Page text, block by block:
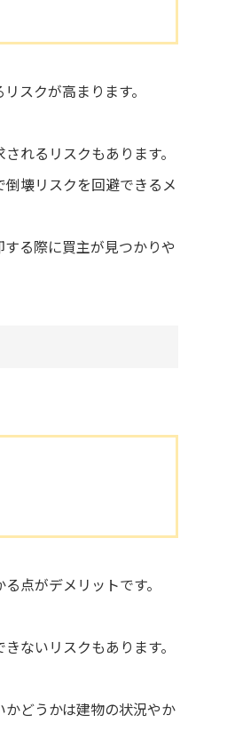
スクが高まります。
れるリスクもあります。
壊リスクを回避できるメ
る際に買主が見つかりや
点がデメリットです。
ないリスクもあります。
どうかは建物の状況やか